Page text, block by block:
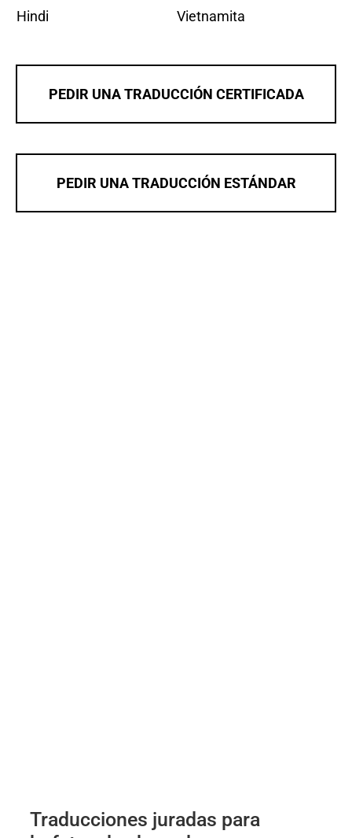
Hindi
Vietnamita
PEDIR UNA TRADUCCIÓN CERTIFICADA
PEDIR UNA TRADUCCIÓN ESTÁNDAR
Traducciones juradas para